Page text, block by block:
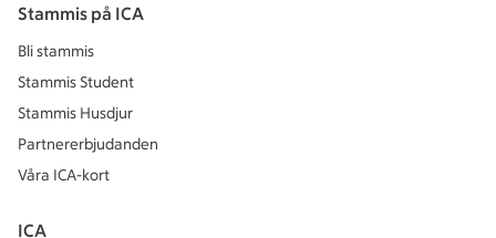
Stammis på ICA
Bli stammis
Stammis Student
Stammis Husdjur
Partnererbjudanden
Våra ICA-kort
ICA